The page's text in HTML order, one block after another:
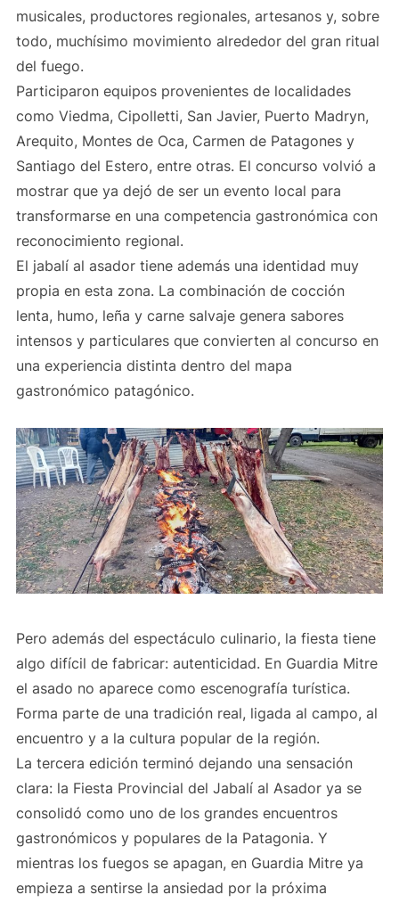
musicales, productores regionales, artesanos y, sobre
todo, muchísimo movimiento alrededor del gran ritual
del fuego.
Participaron equipos provenientes de localidades
como Viedma, Cipolletti, San Javier, Puerto Madryn,
Arequito, Montes de Oca, Carmen de Patagones y
Santiago del Estero, entre otras. El concurso volvió a
mostrar que ya dejó de ser un evento local para
transformarse en una competencia gastronómica con
reconocimiento regional.
El jabalí al asador tiene además una identidad muy
propia en esta zona. La combinación de cocción
lenta, humo, leña y carne salvaje genera sabores
intensos y particulares que convierten al concurso en
una experiencia distinta dentro del mapa
gastronómico patagónico.
Pero además del espectáculo culinario, la fiesta tiene
algo difícil de fabricar: autenticidad. En Guardia Mitre
el asado no aparece como escenografía turística.
Forma parte de una tradición real, ligada al campo, al
encuentro y a la cultura popular de la región.
La tercera edición terminó dejando una sensación
clara: la Fiesta Provincial del Jabalí al Asador ya se
consolidó como uno de los grandes encuentros
gastronómicos y populares de la Patagonia. Y
mientras los fuegos se apagan, en Guardia Mitre ya
empieza a sentirse la ansiedad por la próxima